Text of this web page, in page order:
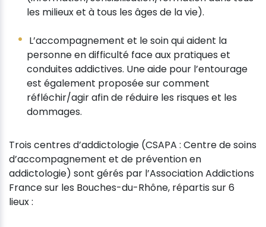
les milieux et à tous les âges de la vie).
L’accompagnement et le soin qui aident la
personne en difficulté face aux pratiques et
conduites addictives. Une aide pour l’entourage
est également proposée sur comment
réfléchir/agir afin de réduire les risques et les
dommages.
Trois centres d’addictologie (CSAPA : Centre de soins
d’accompagnement et de prévention en
addictologie) sont gérés par l’Association Addictions
France sur les Bouches-du-Rhône, répartis sur 6
lieux :